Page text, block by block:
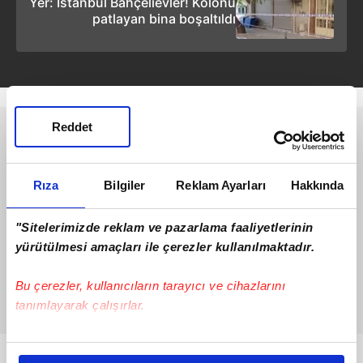
Rıza Bilgiler Reklam Ayarları Hakkında
"Sitelerimizde reklam ve pazarlama faaliyetlerinin
yürütülmesi amaçları ile çerezler kullanılmaktadır.
Bu çerezler, kullanıcıların tarayıcı ve cihazlarını
tanımlayarak çalışırlar.
Bu çerezlere izin vermeniz halinde sizlere özel
Reddet
patlayan bina boşaltıldı